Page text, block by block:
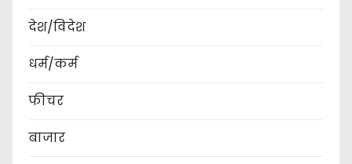
देश/विदेश
धर्म/कर्म
फीचर
बाजार